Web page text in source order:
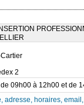
2
09h00 à 12h00 et de
adresse, horaires,